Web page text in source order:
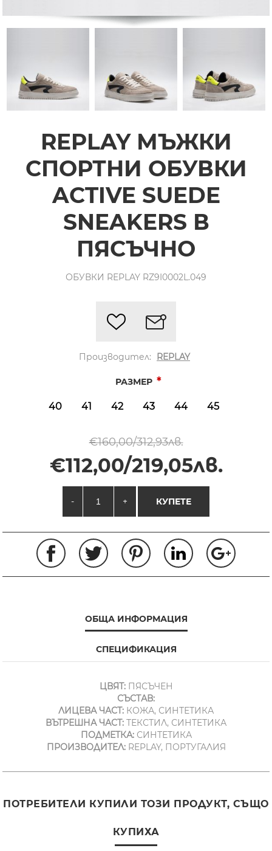
REPLAY МЪЖКИ
СПОРТНИ ОБУВКИ
ACTIVE SUEDE
SNEAKERS В
ПЯСЪЧНО
ОБУВКИ REPLAY RZ9I0002L.049
Производител: REPLAY
РАЗМЕР *
40 41 42 43 44 45
€160,00/312,93лв.
€112,00/219,05лв.
- + КУПЕТЕ
ОБЩА ИНФОРМАЦИЯ
СПЕЦИФИКАЦИЯ
ЦВЯТ:ПЯСЪЧЕН
СЪСТАВ:
ЛИЦЕВА ЧАСТ: КОЖА, СИНТЕТИКА
ВЪТРЕШНА ЧАСТ: ТЕКСТИЛ, СИНТЕТИКА
ПОДМЕТКА:СИНТЕТИКА
ПРОИЗВОДИТЕЛ:REPLAY, ПОРТУГАЛИЯ
ПОТРЕБИТЕЛИ КУПИЛИ ТОЗИ ПРОДУКТ, СЪЩО
КУПИХА